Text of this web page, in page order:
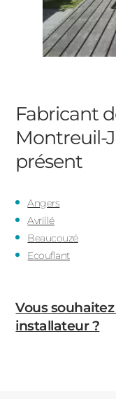
Fabricant
Montreuil-
présent
Angers
Avrillé
Beaucouzé
Ecouflant
Vous
installateur ?